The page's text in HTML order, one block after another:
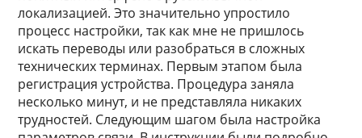
локализацией. Это значительно упростило
процесс настройки, так как мне не пришлось
искать переводы или разобраться в сложных
технических терминах. Первым этапом была
регистрация устройства. Процедура заняла
несколько минут, и не представляла никаких
трудностей. Следующим шагом была настройка